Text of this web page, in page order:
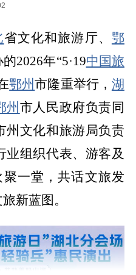
省文化和旅游厅、 鄂
的2026年“5·19中国旅
鄂州市隆重举行， 湖
州 市人民政府负责同
州文化和旅游局负责
业组织代表、游客及
聚一堂，共话文旅发
新蓝图。